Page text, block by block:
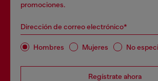
promociones.
Dirección de correo electrónico*
Hombres Mujeres No
Regístrate ahora